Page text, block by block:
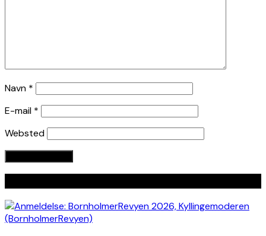
Navn *
E-mail *
Websted